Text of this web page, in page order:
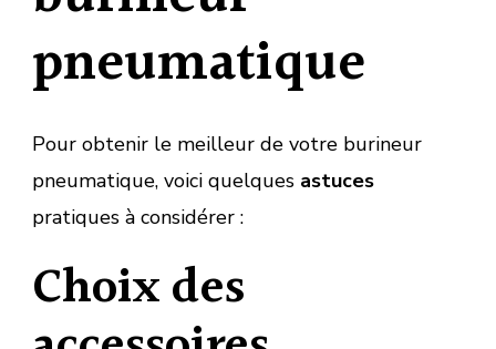
pneumatique
Pour obtenir le meilleur de votre burineur
pneumatique, voici quelques astuces
pratiques à considérer :
Choix des